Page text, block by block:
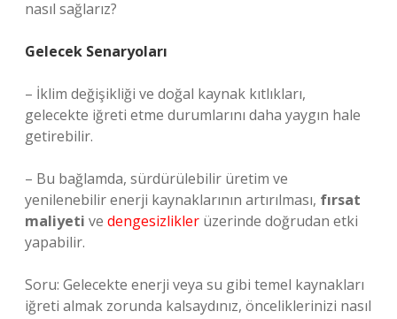
nasıl sağlarız?
Gelecek Senaryoları
– İklim değişikliği ve doğal kaynak kıtlıkları,
gelecekte iğreti etme durumlarını daha yaygın hale
getirebilir.
– Bu bağlamda, sürdürülebilir üretim ve
yenilenebilir enerji kaynaklarının artırılması, fırsat
maliyeti ve dengesizlikler üzerinde doğrudan etki
yapabilir.
Soru: Gelecekte enerji veya su gibi temel kaynakları
iğreti almak zorunda kalsaydınız, önceliklerinizi nasıl